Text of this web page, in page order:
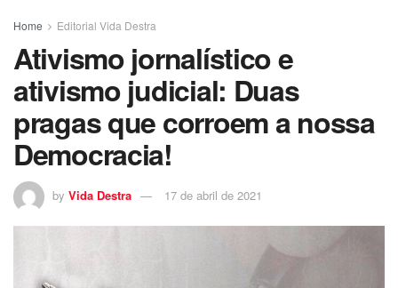
Home Editorial Vida Destra
Ativismo jornalístico e
ativismo judicial: Duas
pragas que corroem a nossa
Democracia!
by Vida Destra 17 de abril de 2021